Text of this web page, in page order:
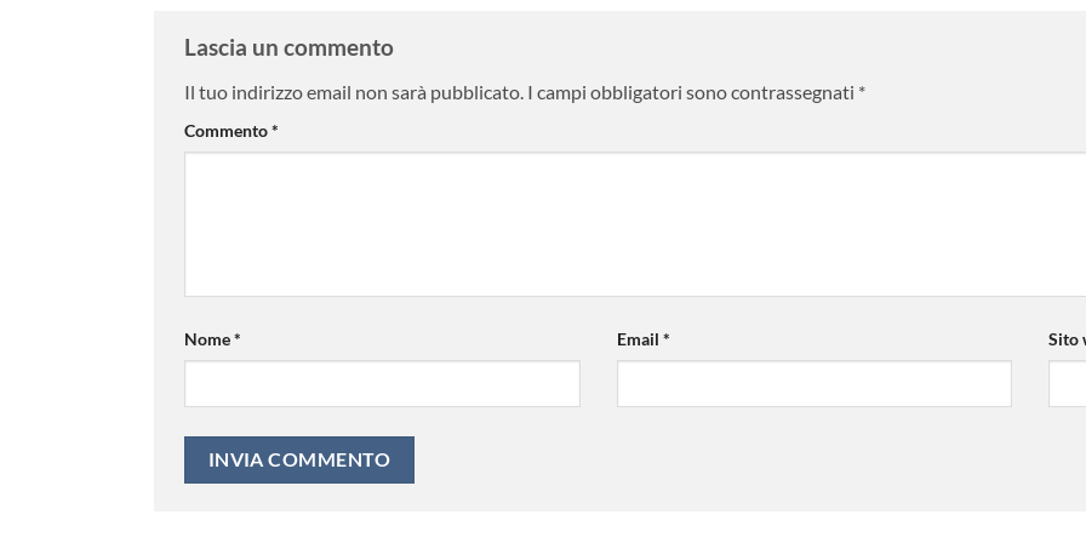
Lascia un commento
Il tuo indirizzo email non sarà pubblicato. I campi obbligatori sono contrassegnati *
Commento*
Nome* Email * Sito